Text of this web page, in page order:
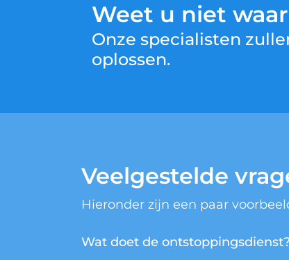
Weet u niet
Onze specialisten
oplossen.
Veelgestelde
Hieronder zijn een paar
Wat doet de ontstoppingsdienst?